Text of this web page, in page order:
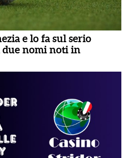
e lo fa sul serio
due nomi noti in